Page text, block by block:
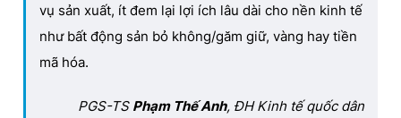
vụ sản xuất, ít đem lại lợi ích lâu dài cho nền kinh tế
như bất động sản bỏ không/găm giữ, vàng hay tiền
mã hóa.
PGS-TS Phạm Thế Anh, ĐH Kinh tế quốc dân